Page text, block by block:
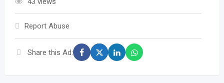
Report Abuse
Share this Ad: